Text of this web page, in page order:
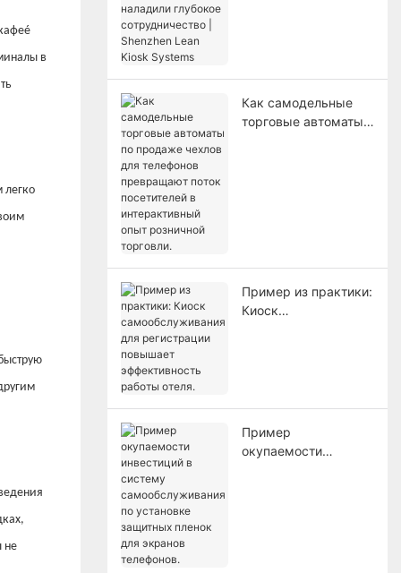
в
легко
не
Как самодельные
торговые автоматы
Пример из практики:
Киоск
Пример
окупаемости